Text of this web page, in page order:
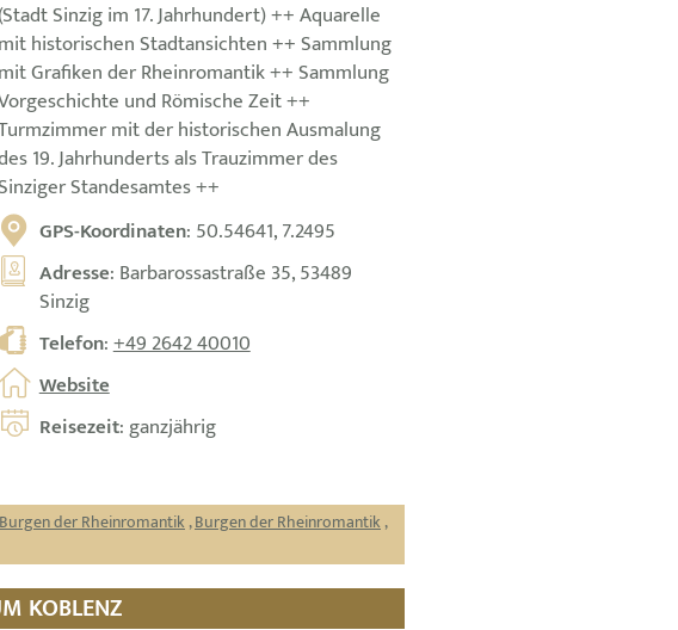
(Stadt Sinzig im 17. Jahrhundert) ++ Aquarelle
mit historischen Stadtansichten ++ Sammlung
mit Grafiken der Rheinromantik ++ Sammlung
und Römische Zeit ++
mit der historischen Ausmalung
19. Jahrhunderts als Trauzimmer des
Standesamtes ++
GPS-Koordinaten: 50.54641, 7.2495
Adresse: Barbarossastraße 35, 53489
Sinzig
Telefon:+49 2642 40010
Website
Reisezeit: ganzjährig
Burgen der Rheinromantik,Burgen der Rheinromantik,
KOBLENZ